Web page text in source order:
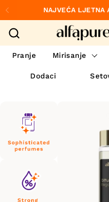
Preskoči na sadržaj
Prethodno
NAJVEĆA LJETNA
Pranje Mirisanje
Dodaci